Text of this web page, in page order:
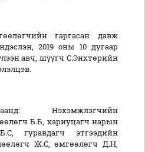
гаргасан давж
2019 оны 10 дугаар
авч, шүүгч С.Энхтөрийн
Нэхэмжлэгчийн
Б.Б, хариуцагч нарын
гуравдагч этгээдийн
Ж.С, өмгөөлөгч Д.Н,